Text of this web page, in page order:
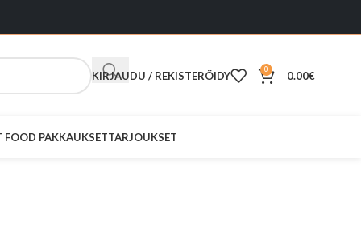
KIRJAUDU / REKISTERÖIDY 0 0.00€
FOOD PAKKAUKSETTARJOUKSET